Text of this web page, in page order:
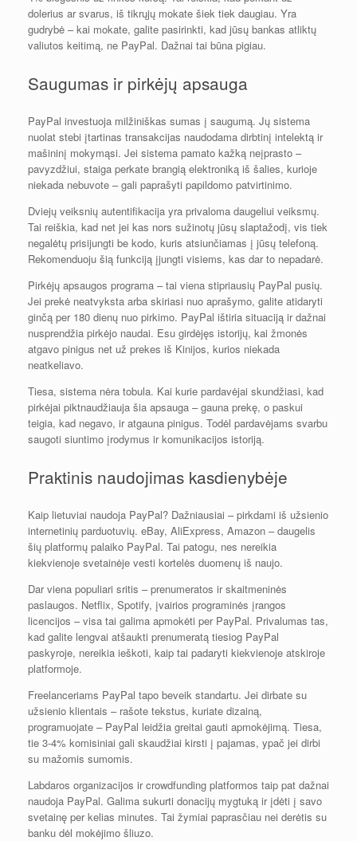
dolerius ar svarus, iš tikrųjų mokate šiek tiek daugiau. Yra
gudrybė – kai mokate, galite pasirinkti, kad jūsų bankas atliktų
valiutos keitimą, ne PayPal. Dažnai tai būna pigiau.
Saugumas ir pirkėjų apsauga
PayPal investuoja milžiniškas sumas į saugumą. Jų sistema
nuolat stebi įtartinas transakcijas naudodama dirbtinį intelektą ir
mašininį mokymąsi. Jei sistema pamato kažką neįprasto –
pavyzdžiui, staiga perkate brangią elektroniką iš šalies, kurioje
niekada nebuvote – gali paprašyti papildomo patvirtinimo.
Dviejų veiksnių autentifikacija yra privaloma daugeliui veiksmų.
Tai reiškia, kad net jei kas nors sužinotų jūsų slaptažodį, vis tiek
negalėtų prisijungti be kodo, kuris atsiunčiamas į jūsų telefoną.
Rekomenduoju šią funkciją įjungti visiems, kas dar to nepadarė.
Pirkėjų apsaugos programa – tai viena stipriausių PayPal pusių.
Jei prekė neatvyksta arba skiriasi nuo aprašymo, galite atidaryti
ginčą per 180 dienų nuo pirkimo. PayPal ištiria situaciją ir dažnai
nusprendžia pirkėjo naudai. Esu girdėjęs istorijų, kai žmonės
atgavo pinigus net už prekes iš Kinijos, kurios niekada
neatkeliavo.
Tiesa, sistema nėra tobula. Kai kurie pardavėjai skundžiasi, kad
pirkėjai piktnaudžiauja šia apsauga – gauna prekę, o paskui
teigia, kad negavo, ir atgauna pinigus. Todėl pardavėjams svarbu
saugoti siuntimo įrodymus ir komunikacijos istoriją.
Praktinis naudojimas kasdienybėje
Kaip lietuviai naudoja PayPal? Dažniausiai – pirkdami iš užsienio
internetinių parduotuvių. eBay, AliExpress, Amazon – daugelis
šių platformų palaiko PayPal. Tai patogu, nes nereikia
kiekvienoje svetainėje vesti kortelės duomenų iš naujo.
Dar viena populiari sritis – prenumeratos ir skaitmeninės
paslaugos. Netflix, Spotify, įvairios programinės įrangos
licencijos – visa tai galima apmokėti per PayPal. Privalumas tas,
kad galite lengvai atšaukti prenumeratą tiesiog PayPal
paskyroje, nereikia ieškoti, kaip tai padaryti kiekvienoje atskiroje
platformoje.
Freelanceriams PayPal tapo beveik standartu. Jei dirbate su
užsienio klientais – rašote tekstus, kuriate dizainą,
programuojate – PayPal leidžia greitai gauti apmokėjimą. Tiesa,
tie 3-4% komisiniai gali skaudžiai kirsti į pajamas, ypač jei dirbi
su mažomis sumomis.
Labdaros organizacijos ir crowdfunding platformos taip pat dažnai
naudoja PayPal. Galima sukurti donacijų mygtuką ir įdėti į savo
svetainę per kelias minutes. Tai žymiai paprasčiau nei derėtis su
banku dėl mokėjimo šliuzo.